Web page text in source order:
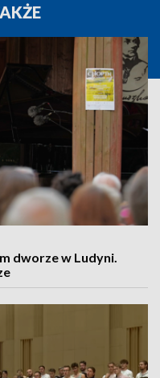
dworze w Ludyni.